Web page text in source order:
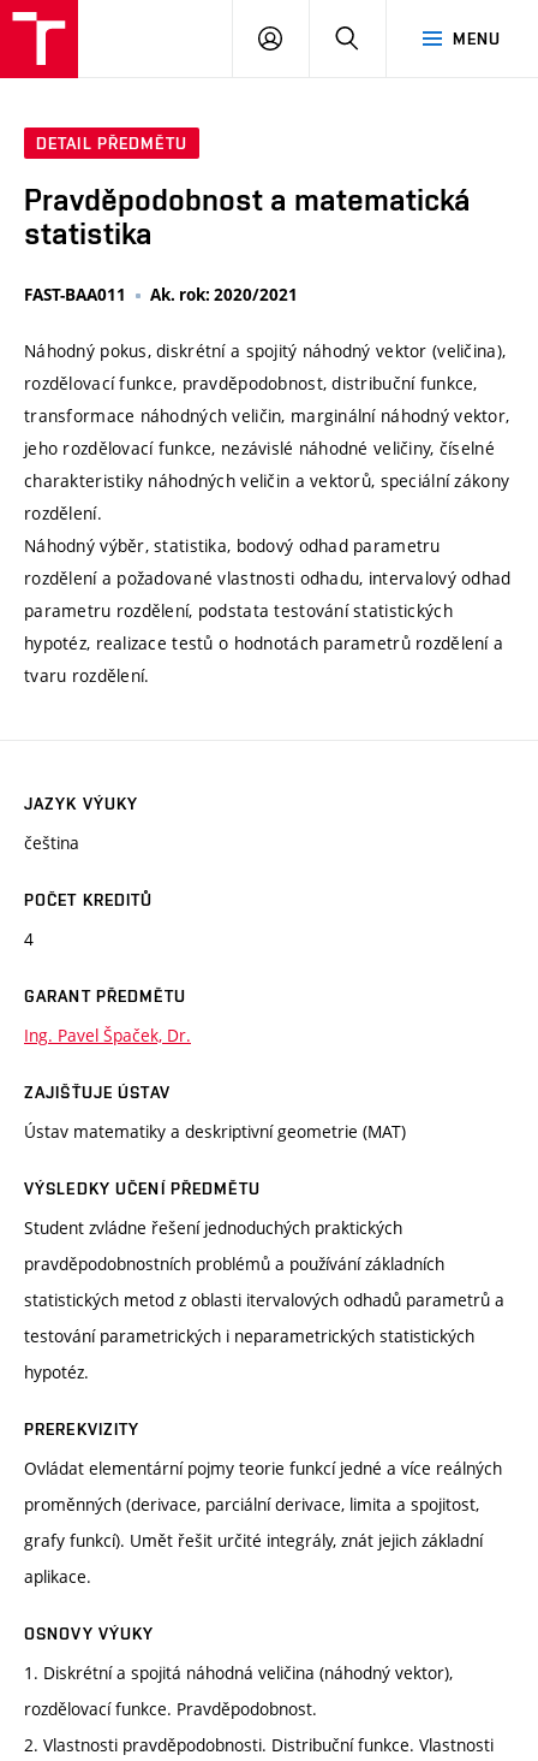
MENU
PŘIHLÁSIT
DETAIL PŘEDMĚTU
Pravděpodobnost a matematická
statistika
FAST-BAA011 Ak. rok: 2020/2021
Náhodný pokus, diskrétní a spojitý náhodný vektor (veličina),
rozdělovací funkce, pravděpodobnost, distribuční funkce,
transformace náhodných veličin, marginální náhodný vektor,
jeho rozdělovací funkce, nezávislé náhodné veličiny, číselné
charakteristiky náhodných veličin a vektorů, speciální zákony
rozdělení.
Náhodný výběr, statistika, bodový odhad parametru
rozdělení a požadované vlastnosti odhadu, intervalový odhad
parametru rozdělení, podstata testování statistických
hypotéz, realizace testů o hodnotách parametrů rozdělení a
tvaru rozdělení.
JAZYK VÝUKY
čeština
POČET KREDITŮ
4
GARANT PŘEDMĚTU
Ing. Pavel Špaček, Dr.
ZAJIŠŤUJE ÚSTAV
Ústav matematiky a deskriptivní geometrie (MAT)
VÝSLEDKY UČENÍ PŘEDMĚTU
Student zvládne řešení jednoduchých praktických
pravděpodobnostních problémů a používání základních
statistických metod z oblasti itervalových odhadů parametrů a
testování parametrických i neparametrických statistických
hypotéz.
PREREKVIZITY
Ovládat elementární pojmy teorie funkcí jedné a více reálných
proměnných (derivace, parciální derivace, limita a spojitost,
grafy funkcí). Umět řešit určité integrály, znát jejich základní
aplikace.
OSNOVY VÝUKY
1. Diskrétní a spojitá náhodná veličina (náhodný vektor),
rozdělovací funkce. Pravděpodobnost.
2. Vlastnosti pravděpodobnosti. Distribuční funkce. Vlastnosti